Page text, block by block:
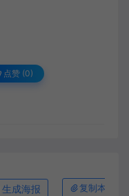
点赞 (0)
生成海报 复制本文链